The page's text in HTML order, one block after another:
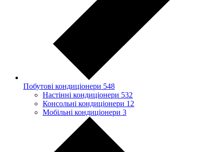
Побутові кондиціонери 548
Настінні кондиціонери 532
Консольні кондиціонери 12
Мобільні кондиціонери 3